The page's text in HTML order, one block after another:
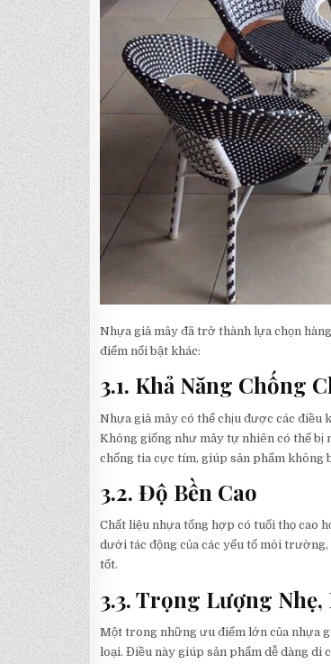
Nhựa giả mây đã trở thành lựa chọn
điểm nổi bật khác:
3.1. Khả Năng Chống
Nhựa giả mây có thể chịu được các điều
Không giống như mây tự nhiên có thể bị
chống tia cực tím, giúp sản phẩm
3.2. Độ Bền Cao
Chất liệu nhựa tổng hợp có tuổi thọ cao
dưới tác động của các yếu tố môi
tốt.
3.3. Trọng Lượng
Một trong những ưu điểm lớn của nhựa
loại. Điều này giúp sản phẩm dễ dàng di